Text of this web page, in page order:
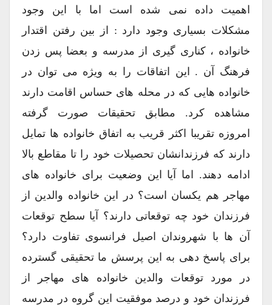
اهمیت داده نمی شده است اما با این وجود
مشکلات بسیاری وجود دارد : از بین رفتن اقتدار
خانواده ، کناری گیری از مدرسه و بعضا پس زدن
فرهنگ آن . این اتفاقات را به ویژه می توان در
خانواده هایی که در محله های حساس اقامت دارند
مشاهده کرد. مطابق تحقیقات صورت گرفته
امروزه تقریبا اکثر قریب به اتفاق خانواده ها تمایل
دارند که فرزندانشان تحصیلات خود را تا مقاطع بالا
ادامه دهند. اما آیا این وضعیت برای خانواده های
مهاجر هم یکسان است؟ در این خانواده والدین از
فرزندان خود چه توقعاتی دارند؟ آیا سطح توقعات
آن ها با شهروندان اصیل فرانسوی تفاوت دارد؟
برای پاسخ دهی به این پرسش ما تحقیقی گسترده
در مورد توقعات والدین خانواده های مهاجر از
فرزندان خود و درصد موفقیت این گروه در مدرسه